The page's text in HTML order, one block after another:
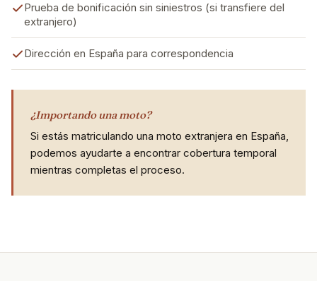
Prueba de bonificación sin siniestros (si transfiere del
extranjero)
Dirección en España para correspondencia
¿Importando una moto?
Si estás matriculando una moto extranjera en España,
podemos ayudarte a encontrar cobertura temporal
mientras completas el proceso.